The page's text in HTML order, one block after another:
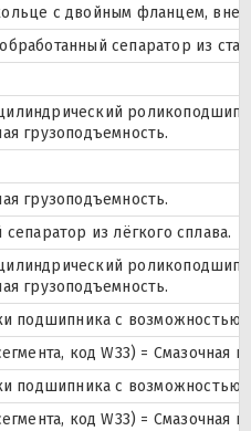
с двойным фланцем,
сепаратор из
грузоподъемность.
грузоподъемность.
сепаратор из лёгкого сплава.
грузоподъемность.
подшипника с возможностью
код W33) =
подшипника с возможностью
код W33) =